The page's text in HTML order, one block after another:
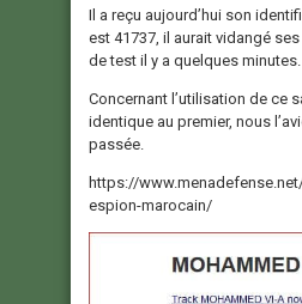
Il a reçu aujourd’hui son
est 41737, il aurait vidangé
de test il y a quelques minutes.
Concernant l’utilisation de ce
identique au premier, nous
passée.
https://
espion-marocain/